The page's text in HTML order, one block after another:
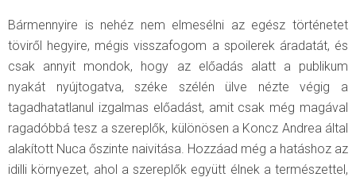
Bármennyire is nehéz nem elmesélni az egész történetet
töviről hegyire, mégis visszafogom a spoilerek áradatát, és
csak annyit mondok, hogy az előadás alatt a publikum
nyakát nyújtogatva, széke szélén ülve nézte végig a
tagadhatatlanul izgalmas előadást, amit csak még magával
ragadóbbá tesz a szereplők, különösen a Koncz Andrea által
alakított Nuca őszinte naivitása. Hozzáad még a hatáshoz az
idilli környezet, ahol a szereplők együtt élnek a természettel,